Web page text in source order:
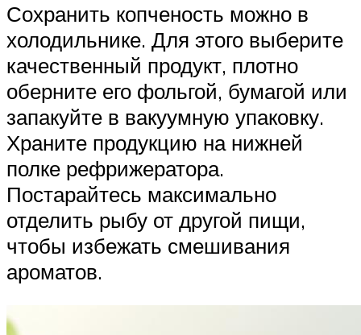
Сохранить копченость можно в
холодильнике. Для этого выберите
качественный продукт, плотно
оберните его фольгой, бумагой или
запакуйте в вакуумную упаковку.
Храните продукцию на нижней
полке рефрижератора.
Постарайтесь максимально
отделить рыбу от другой пищи,
чтобы избежать смешивания
ароматов.